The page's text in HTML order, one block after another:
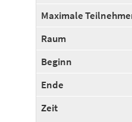
Maximale
Raum
Beginn
Ende
Zeit